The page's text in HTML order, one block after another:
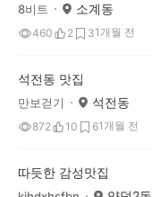
8비트 소계동
460 2 31개월 전
석전동 맛집
만보걷기 석전동
872 10 61개월 전
따듯한 감성맛집